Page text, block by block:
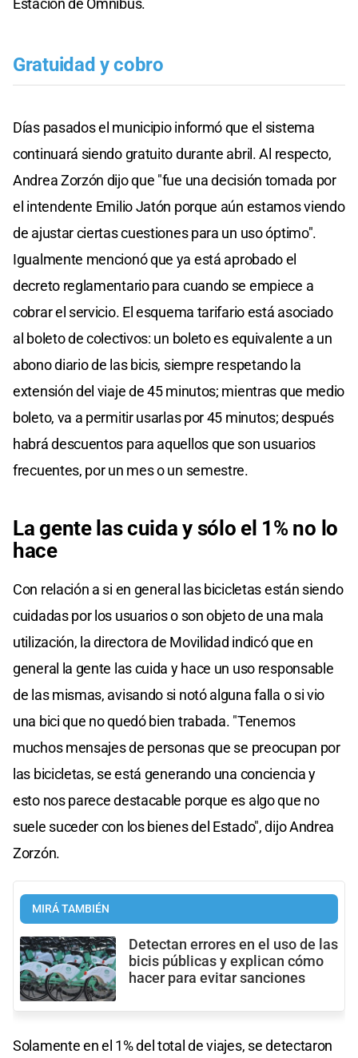
Estación de Ómnibus.
Gratuidad y cobro
Días pasados el municipio informó que el sistema
continuará siendo gratuito durante abril. Al respecto,
Andrea Zorzón dijo que "fue una decisión tomada por
el intendente Emilio Jatón porque aún estamos viendo
de ajustar ciertas cuestiones para un uso óptimo".
Igualmente mencionó que ya está aprobado el
decreto reglamentario para cuando se empiece a
cobrar el servicio. El esquema tarifario está asociado
al boleto de colectivos: un boleto es equivalente a un
abono diario de las bicis, siempre respetando la
extensión del viaje de 45 minutos; mientras que medio
boleto, va a permitir usarlas por 45 minutos; después
habrá descuentos para aquellos que son usuarios
frecuentes, por un mes o un semestre.
La gente las cuida y sólo el 1% no lo
hace
Con relación a si en general las bicicletas están siendo
cuidadas por los usuarios o son objeto de una mala
utilización, la directora de Movilidad indicó que en
general la gente las cuida y hace un uso responsable
de las mismas, avisando si notó alguna falla o si vio
una bici que no quedó bien trabada. "Tenemos
muchos mensajes de personas que se preocupan por
las bicicletas, se está generando una conciencia y
esto nos parece destacable porque es algo que no
suele suceder con los bienes del Estado", dijo Andrea
Zorzón.
MIRÁ TAMBIÉN
Detectan errores en el uso de las
bicis públicas y explican cómo
hacer para evitar sanciones
Solamente en el 1% del total de viajes, se detectaron